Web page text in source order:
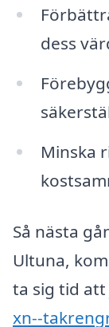
dess
Minska
Så nästa
Ultuna,
ta sig tid
xn--